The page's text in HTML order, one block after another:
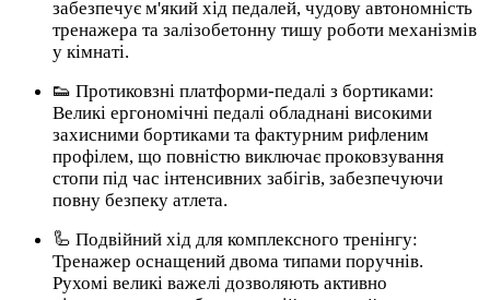
забезпечує м'який хід педалей, чудову автономність
тренажера та залізобетонну тишу роботи механізмів
у кімнаті.
👟 Протиковзні платформи-педалі з бортиками:
Великі ергономічні педалі обладнані високими
захисними бортиками та фактурним рифленим
профілем, що повністю виключає проковзування
стопи під час інтенсивних забігів, забезпечуючи
повну безпеку атлета.
🦾 Подвійний хід для комплексного тренінгу:
Тренажер оснащений двома типами поручнів.
Рухомі великі важелі дозволяють активно